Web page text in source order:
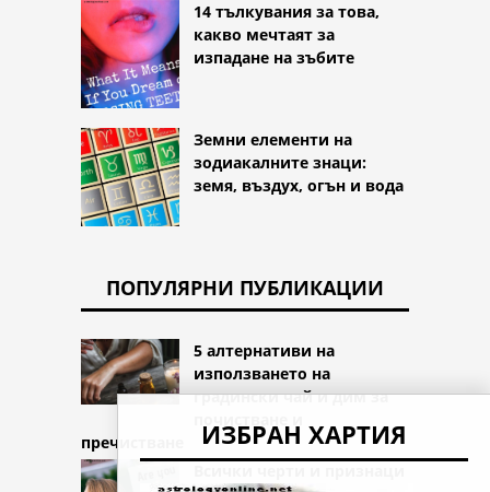
ИЗБРАН ХАРТИЯ
14 тълкувания за това,
какво мечтаят за
изпадане на зъбите
Земни елементи на
зодиакалните знаци:
земя, въздух, огън и вода
ПОПУЛЯРНИ ПУБЛИКАЦИИ
5 алтернативи на
използването на
градински чай и дим за
пречистване